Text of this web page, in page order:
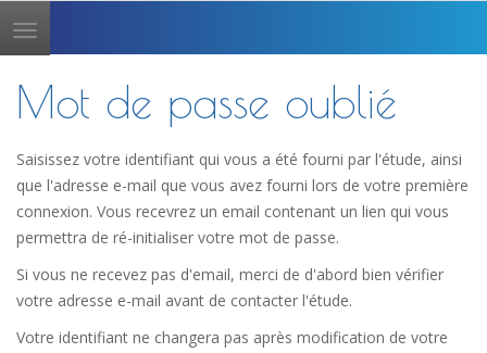
Toggle
navigation
Mot de passe oublié
Saisissez votre identifiant qui vous a été fourni par l'étude, ainsi
que l'adresse e-mail que vous avez fourni lors de votre première
connexion. Vous recevrez un email contenant un lien qui vous
permettra de ré-initialiser votre mot de passe.
Si vous ne recevez pas d'email, merci de d'abord bien vérifier
votre adresse e-mail avant de contacter l'étude.
Votre identifiant ne changera pas après modification de votre